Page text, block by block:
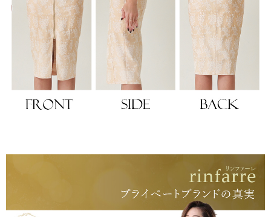
、自分らしく、美しく。-
ンピース
エレガンスをひとさじー
エット。 夏の視線を独り占めする「夏の主役ラップロングドレス」